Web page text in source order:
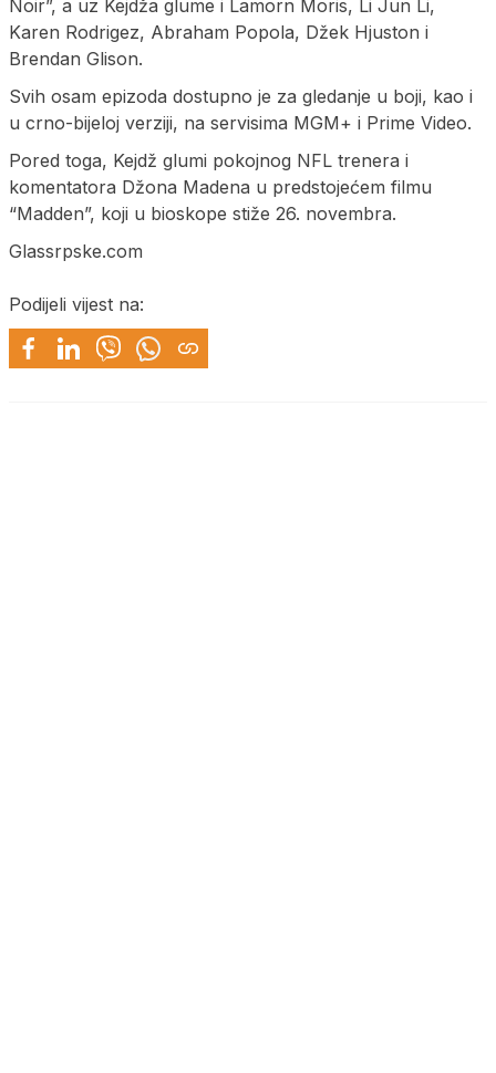
Noir”, a uz Kejdža glume i Lamorn Moris, Li Jun Li,
Karen Rodrigez, Abraham Popola, Džek Hjuston i
Brendan Glison.
Svih osam epizoda dostupno je za gledanje u boji, kao i
u crno-bijeloj verziji, na servisima MGM+ i Prime Video.
Pored toga, Kejdž glumi pokojnog NFL trenera i
komentatora Džona Madena u predstojećem filmu
“Madden”, koji u bioskope stiže 26. novembra.
Glassrpske.com
Podijeli vijest na: